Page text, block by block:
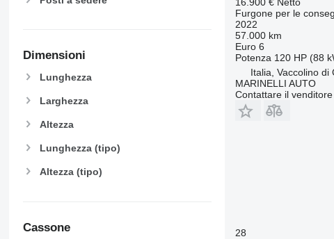
Dimensioni
Lunghezza
Larghezza
Altezza
Lunghezza (tipo)
Altezza (tipo)
Cassone
Furgone per le
2022
57.000 km
Euro 6
Potenza 120 HP (88
Italia, Vaccolino di
MARINELLI AUTO
Contattare il venditore
28